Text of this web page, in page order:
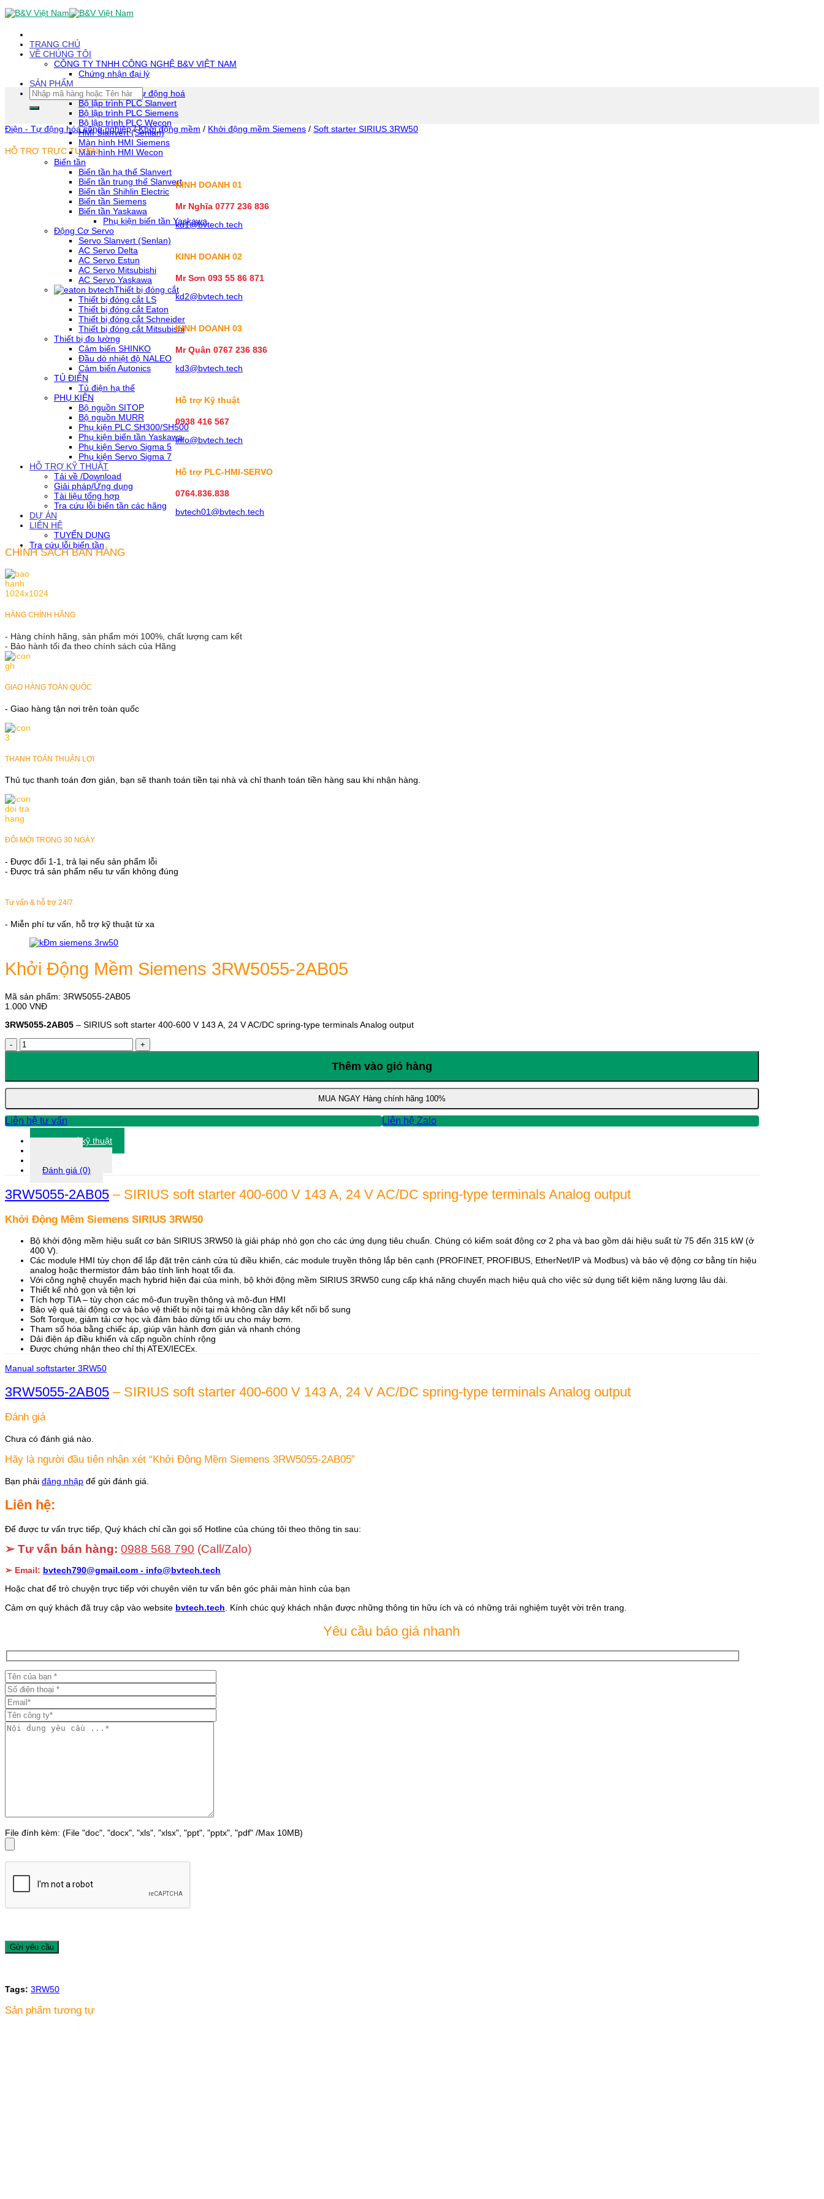
Skip
To
(tạm
dịch)
TRANG CHỦ
VỀ CHÚNG TÔI
CÔNG TY TNHH CÔNG NGHỆ B&V VIỆT NAM
Chứng nhận đại lý
SẢN PHẨM
Thiết bị tự động hoá
Bộ lập trình PLC Slanvert
Bộ lập trình PLC Siemens
Bộ lập trình PLC Wecon
HMI Slanvert (Senlan)
Màn hình HMI Siemens
Màn hình HMI Wecon
Biến tần
Biến tần hạ thế Slanvert
Biến tần trung thế Slanvert
Biến tần Shihlin Electric
Biến tần Siemens
Biến tần Yaskawa
Phụ kiện biến tần Yaskawa
Động Cơ Servo
Servo Slanvert (Senlan)
AC Servo Delta
AC Servo Estun
AC Servo Mitsubishi
AC Servo Yaskawa
Thiết bị đóng cắt
Thiết bị đóng cắt LS
Thiết bị đóng cắt Eaton
Thiết bị đóng cắt Schneider
Thiết bị đóng cắt Mitsubishi
Thiết bị đo lường
Cảm biến SHINKO
Đầu dò nhiệt độ NALEO
Cảm biến Autonics
TỦ ĐIỆN
Tủ điện hạ thế
PHỤ KIỆN
Bộ nguồn SITOP
Bộ nguồn MURR
Phụ kiện PLC SH300/SH500
Phụ kiện biến tần Yaskawa
Phụ kiện Servo Sigma 5
Phụ kiện Servo Sigma 7
HỖ TRỢ KỸ THUẬT
Tải về /Download
Giải pháp/Ứng dụng
Tài liệu tổng hợp
Tra cứu lỗi biến tần các hãng
DỰ ÁN
LIÊN HỆ
TUYỂN DỤNG
Tra cứu lỗi biến tần
Tìm
kiếm:
Điện - Tự động hóa công nghiệp / Khởi động mềm / Khởi động mềm Siemens / Soft starter SIRIUS 3RW50
HỖ TRỢ TRỰC TUYẾN
KINH DOANH 01
Mr Nghĩa 0777 236 836
kd1@bvtech.tech
KINH DOANH 02
Mr Sơn 093 55 86 871
kd2@bvtech.tech
KINH DOANH 03
Mr Quân 0767 236 836
kd3@bvtech.tech
Hỗ trợ Kỹ thuật
0938 416 567
info@bvtech.tech
Hỗ trợ PLC-HMI-SERVO
0764.836.838
bvtech01@bvtech.tech
CHÍNH SÁCH BÁN HÀNG
HÀNG CHÍNH HÃNG
- Hàng chính hãng, sản phẩm mới 100%, chất lượng cam kết
- Bảo hành tối đa theo chính sách của Hãng
GIAO HÀNG TOÀN QUỐC
- Giao hàng tận nơi trên toàn quốc
THANH TOÁN THUẬN LỢI
Thủ tục thanh toán đơn giản, bạn sẽ thanh toán tiền tại nhà và chỉ thanh toán tiền hàng sau khi nhận hàng.
ĐỔI MỚI TRONG 30 NGÀY
- Được đổi 1-1, trả lại nếu sản phẩm lỗi
- Được trả sản phẩm nếu tư vấn không đúng
Tư vấn & hỗ trợ 24/7
- Miễn phí tư vấn, hỗ trợ kỹ thuật từ xa
Khởi Động Mềm Siemens 3RW5055-2AB05
Mã sản phẩm: 3RW5055-2AB05
1.000 VNĐ
3RW5055-2AB05 – SIRIUS soft starter 400-600 V 143 A, 24 V AC/DC spring-type terminals Analog output
Khởi
Động
3RW5055-
2AB05
lượng
Thêm vào giỏ hàng
MUA NGAY Hàng chính hãng 100%
Liên hệ tư vấn Liên hệ Zalo
Thông số kỹ thuật
Đánh giá (0)
3RW5055-2AB05 – SIRIUS soft starter 400-600 V 143 A, 24 V AC/DC spring-type terminals Analog output
Khởi Động Mềm Siemens SIRIUS 3RW50
Bộ khởi động mềm hiệu suất cơ bản SIRIUS 3RW50 là giải pháp nhỏ gọn cho các ứng dụng tiêu chuẩn. Chúng có kiểm soát động cơ 2 pha và bao gồm dải hiệu suất từ 75 đến 315 kW (ở
400 V).
Các module HMI tùy chọn để lắp đặt trên cánh cửa tủ điều khiển, các module truyền thông lắp bên cạnh (PROFINET, PROFIBUS, EtherNet/IP và Modbus) và bảo vệ động cơ bằng tín hiệu
analog hoặc thermistor đảm bảo tính linh hoạt tối đa.
Với công nghệ chuyển mạch hybrid hiện đại của mình, bộ khởi động mềm SIRIUS 3RW50 cung cấp khả năng chuyển mạch hiệu quả cho việc sử dụng tiết kiệm năng lượng lâu dài.
Thiết kế nhỏ gọn và tiện lợi
Tích hợp TIA – tùy chọn các mô-đun truyền thông và mô-đun HMI
Bảo vệ quá tải động cơ và bảo vệ thiết bị nội tại mà không cần dây kết nối bổ sung
Soft Torque, giảm tải cơ học và đảm bảo dừng tối ưu cho máy bơm.
Tham số hóa bằng chiếc áp, giúp vận hành đơn giản và nhanh chóng
Dải điện áp điều khiển và cấp nguồn chính rộng
Được chứng nhận theo chỉ thị ATEX/IECEx.
Manual softstarter 3RW50
3RW5055-2AB05 – SIRIUS soft starter 400-600 V 143 A, 24 V AC/DC spring-type terminals Analog output
Đánh giá
Chưa có đánh giá nào.
Hãy là người đầu tiên nhận xét “Khởi Động Mềm Siemens 3RW5055-2AB05”
Bạn phải đăng nhập để gửi đánh giá.
Liên hệ:
Để được tư vấn trực tiếp, Quý khách chỉ cần gọi số Hotline của chúng tôi theo thông tin sau:
➢ Tư vấn bán hàng: 0988 568 790 (Call/Zalo)
➢ Email: bvtech790@gmail.com - info@bvtech.tech
Hoặc chat để trò chuyện trực tiếp với chuyên viên tư vấn bên góc phải màn hình của bạn
Cảm ơn quý khách đã truy cập vào website bvtech.tech . Kính chúc quý khách nhận được những thông tin hữu ích và có những trải nghiệm tuyệt vời trên trang.
Yêu cầu báo giá nhanh
File đính kèm: (File "doc", "docx", "xls", "xlsx", "ppt", "pptx", "pdf" /Max 10MB)
Tags: 3RW50
Sản phẩm tương tự